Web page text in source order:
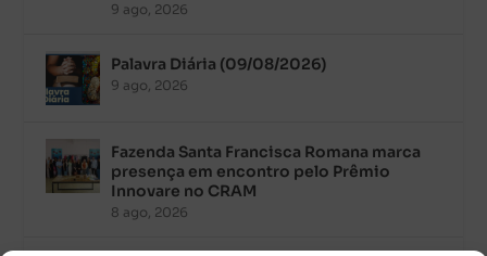
9 ago, 2026
Palavra Diária (09/08/2026)
9 ago, 2026
Fazenda Santa Francisca Romana marca
presença em encontro pelo Prêmio
Innovare no CRAM
8 ago, 2026